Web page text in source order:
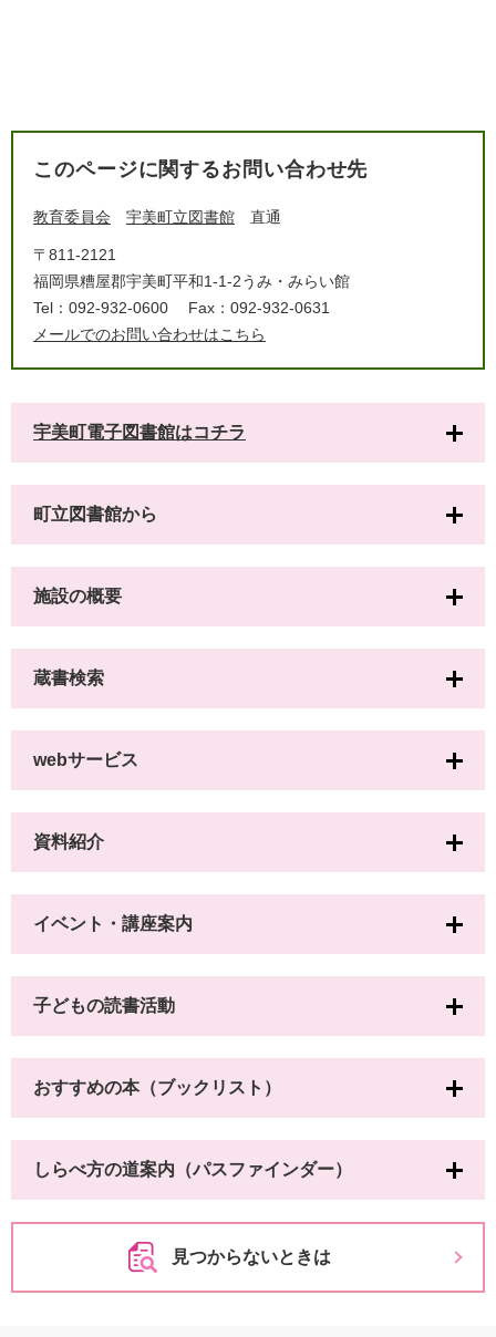
このページに関するお問い合わせ先
教育委員会 宇美町立図書館 直通
〒811-2121
福岡県糟屋郡宇美町平和1-1-2うみ・みらい館
Tel：092-932-0600
Fax：092-932-0631
メールでのお問い合わせはこちら
宇美町電子図書館はコチラ
町立図書館から
施設の概要
蔵書検索
webサービス
資料紹介
イベント・講座案内
子どもの読書活動
おすすめの本（ブックリスト）
しらべ方の道案内（パスファインダー）
見つからないときは